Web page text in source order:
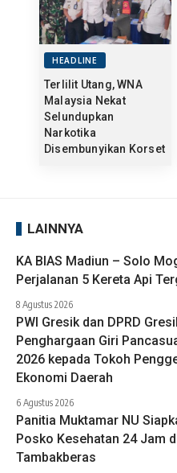
HEADLINE
Terlilit Utang, WNA
Malaysia Nekat
Selundupkan
Narkotika
Disembunyikan Korset
LAINNYA
KA BIAS Madiun – Solo
Perjalanan 5 Kereta Api
8 Agustus 2026
PWI Gresik dan DPRD
Penghargaan Giri
2026 kepada Tokoh
Ekonomi Daerah
6 Agustus 2026
Panitia Muktamar NU
Posko Kesehatan 24 Jam
Tambakberas